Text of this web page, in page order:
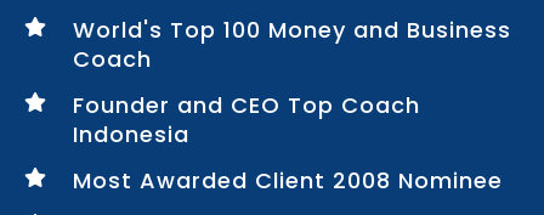
World's Top 100 Money and Business
Coach
Founder and CEO Top Coach
Indonesia
Most Awarded Client 2008 Nominee